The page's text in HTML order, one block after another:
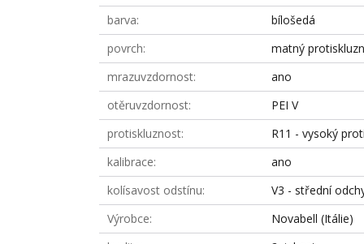
barva
bílošedá
povrch
matný
mrazuvzdornost
ano
otěruvzdornost
PEI V
protiskluznost
R11 - vysoký
kalibrace
ano
kolísavost odstínu
V3 - střední
Výrobce
Novabell (Itálie)